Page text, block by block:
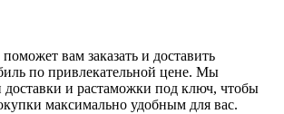
вам заказать и доставить
по привлекательной цене. Мы
доставки и растаможки под ключ, чтобы
максимально удобным для вас.